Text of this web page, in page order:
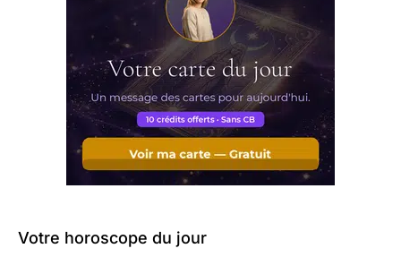
Votre horoscope du jour